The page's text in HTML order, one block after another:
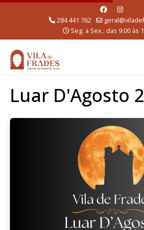
284 441 762
Seg. a Sex.: das 9:00 às
Luar D'Agosto